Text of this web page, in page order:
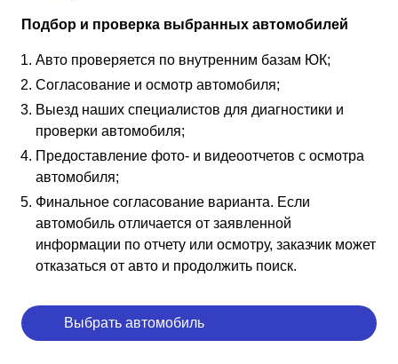
Подбор и проверка выбранных автомобилей
Авто проверяется по внутренним базам ЮК;
Согласование и осмотр автомобиля;
Выезд наших специалистов для диагностики и
проверки автомобиля;
Предоставление фото- и видеоотчетов с осмотра
автомобиля;
Финальное согласование варианта. Если
автомобиль отличается от заявленной
информации по отчету или осмотру, заказчик может
отказаться от авто и продолжить поиск.
Выбрать автомобиль